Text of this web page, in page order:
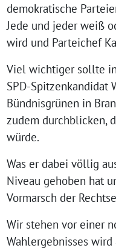
demokratische
Jede und jeder weiß
wird und Parteichef
Viel wichtiger sollte
SPD-Spitzenkandidat
Bündnisgrünen in
zudem durchblicken,
würde.
Was er dabei völlig
Niveau gehoben hat
Vormarsch der
Wir stehen vor einer
Wahlergebnisses